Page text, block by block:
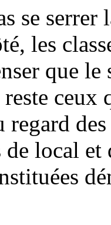
se
les
que
ceux
regard
local et